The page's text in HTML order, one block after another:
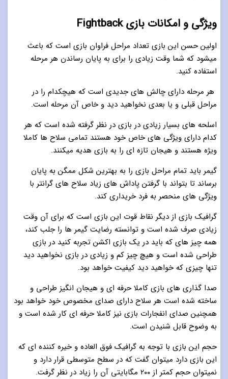
ویژگی و امکانات بازی Fightback
اولین حسن این بازی تعداد مراحل فراوان بازی است که باعث
میشود که شما وقت زیادی را برای به پایان رساندن هر مرحله
استفاده کنید.
هر مرحله دارای چالش های جدیدی است که هیچکدام را در
مراحل قبلی و یا بعدی نخواهید دید و خاص آن مرحله است.
اسلحه های بسیار زیادی در بازی در نظر گرفته شده است که هر
کدام دارای ویژگی های خاص خود هستند تمامی سلاح ها کاملا
ویژه هستند و هیجان تازه ای را به بازی هدیه میکنند.
گیمر باید تمام مراحل بازی را به بهترین شکل ممگن به پایان
برساند تا بتواند با گرفتن پاداش های زیاد سلاح های گرانتر با
ویژگی های منحصر به فرد خریداری کند.
گرافیک بازی از دیگر نقاط قوت این بازی است که برای آن وقت
زیادی صرف شده است و توانسته رضایت گیمر ها را جلب کند،
همه چیز های که باید در یک بازی اکشن تجربه کنید در بازی
طراحی شده است و هیچ چیز کم و زیادی در بازی نخواهید دید
تنها چیزی که خواهید دید کیفیت خواهد بود.
صدا گذاری های بازی کاملا حرفه ای و هیجان انگیز طراحی و
ساخته شده است هر سلاح دارای صدای مخصوص خود خواهد بود
همچنین صدای انفجارات بازی نیز کاملا حرفه ای کار شده است و
به وضوح قابل شنیدن است.
حجم این بازی با توجه به گرافیک فوق العاده و خیره کننده ای که
این بازی دارد میتوان گفت که در سطح متوسطی قرار دارد و
نمیتوان حجم کمتر از ۲۰۰ مگابایتی آن را زیاد در نظر گرفت.